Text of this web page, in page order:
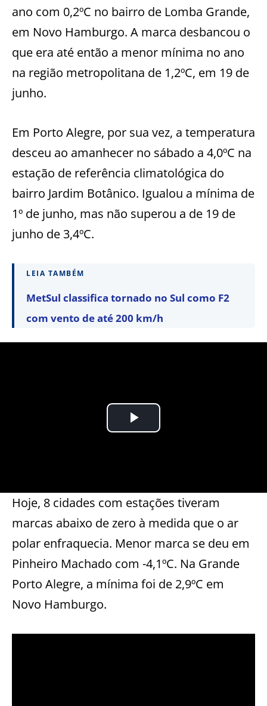
ano com 0,2ºC no bairro de Lomba Grande,
em Novo Hamburgo. A marca desbancou o
que era até então a menor mínima no ano
na região metropolitana de 1,2ºC, em 19 de
junho.
Em Porto Alegre, por sua vez, a temperatura
desceu ao amanhecer no sábado a 4,0ºC na
estação de referência climatológica do
bairro Jardim Botânico. Igualou a mínima de
1º de junho, mas não superou a de 19 de
junho de 3,4ºC.
LEIA TAMBÉM
MetSul classifica tornado no Sul como F2
com vento de até 200 km/h
Hoje, 8 cidades com estações tiveram
marcas abaixo de zero à medida que o ar
polar enfraquecia. Menor marca se deu em
Pinheiro Machado com -4,1ºC. Na Grande
Porto Alegre, a mínima foi de 2,9ºC em
Novo Hamburgo.